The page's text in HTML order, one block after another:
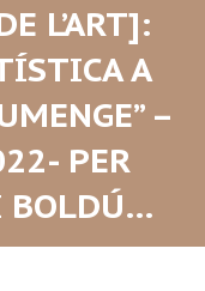
L’ART]:
A
–
PER
BOLDÚ…